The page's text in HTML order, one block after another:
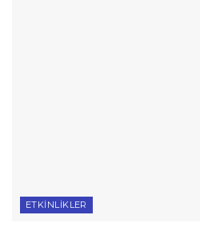
ETKINLIKLER